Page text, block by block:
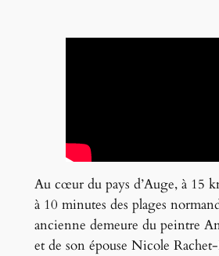
Au cœur du pays d’Auge, à 15
à 10 minutes des plages
ancienne demeure du peintre
et de son épouse Nicole